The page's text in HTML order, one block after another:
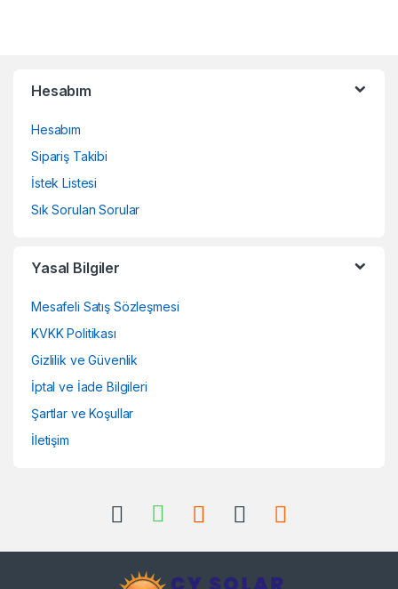
Hesabım
Hesabım
Sipariş Takibi
İstek Listesi
Sık Sorulan Sorular
Yasal Bilgiler
Mesafeli Satış Sözleşmesi
KVKK Politikası
Gizlilik ve Güvenlik
İptal ve İade Bilgileri
Şartlar ve Koşullar
İletişim